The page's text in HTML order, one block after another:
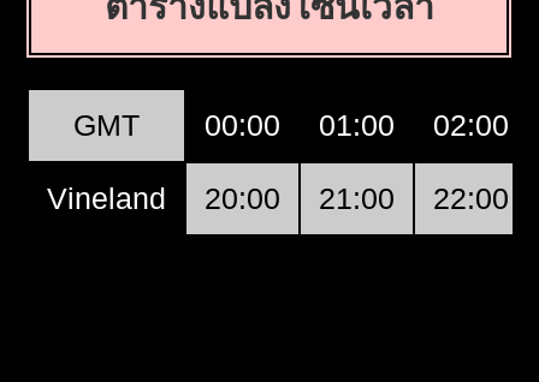
GMT 00:00 01:00 02:00
Vineland 20:00 21:00 22:00